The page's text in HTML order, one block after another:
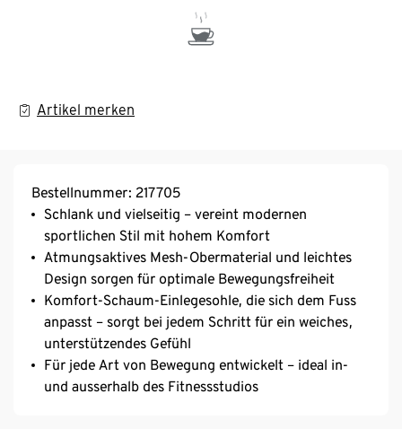
Artikel merken
Bestellnummer: 217705
Schlank und vielseitig – vereint modernen
sportlichen Stil mit hohem Komfort
Atmungsaktives Mesh-Obermaterial und leichtes
Design sorgen für optimale Bewegungsfreiheit
Komfort-Schaum-Einlegesohle, die sich dem Fuss
anpasst – sorgt bei jedem Schritt für ein weiches,
unterstützendes Gefühl
Für jede Art von Bewegung entwickelt – ideal in-
und ausserhalb des Fitnessstudios